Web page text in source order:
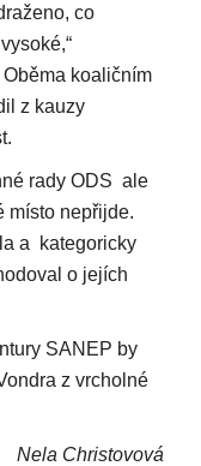
co
koaličním
z kauzy
rady ODS ale
místo nepřijde.
a kategoricky
o jejích
SANEP by
z vrcholné
Nela Christovová